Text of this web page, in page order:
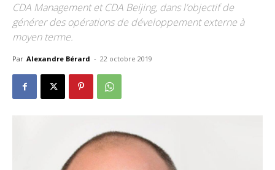
CDA Management et CDA Beijing, dans l’objectif de
générer des opérations de développement externe à
moyen terme.
Par Alexandre Bérard - 22 octobre 2019